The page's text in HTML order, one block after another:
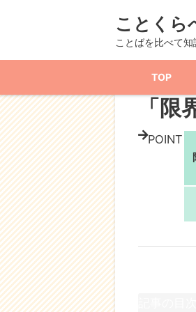
ことくら
ことばを比べて知
TOP
TOP 記事一覧
政治
「
POINT